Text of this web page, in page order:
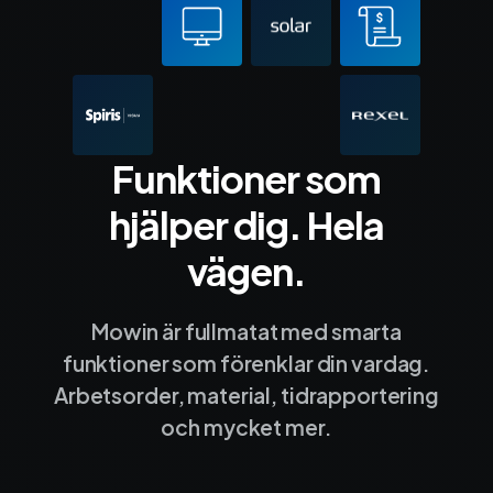
Funktioner som
hjälper dig. Hela
vägen.
Mowin är fullmatat med smarta
funktioner som förenklar din vardag.
Arbetsorder, material, tidrapportering
och mycket mer.